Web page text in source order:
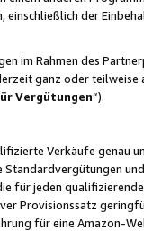
der
im Rahmen des
ganz oder
Vergütungen“).
Verkäufe genau
für jeden
Provisionssatz
für eine Amazon-